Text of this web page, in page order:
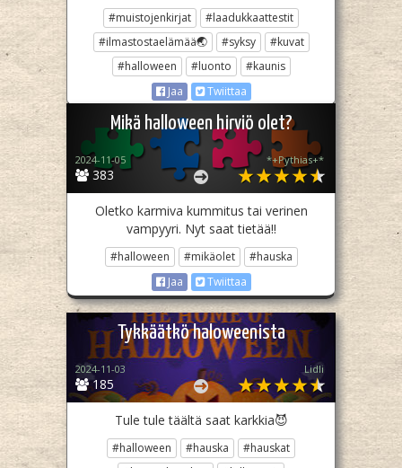
#muistojenkirjat
#laadukkaattestit
#ilmastostaelämää🌏
#syksy
#kuvat
#halloween
#luonto
#kaunis
Jaa
Twiittaa
Mikä halloween hirviö olet?
383
2024-11-05 *+Pythias+*
Oletko karmiva kummitus tai verinen
vampyyri. Nyt saat tietää!!
#halloween #mikäolet
#hauska
Jaa
Twiittaa
Tykkäätkö haloweenista
185
2024-11-03 Lidli
Tule tule täältä saat karkkia😈
#halloween #hauska
#hauskat